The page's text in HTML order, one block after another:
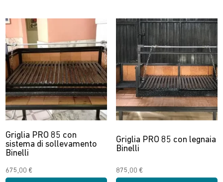
779,00 €
859,00 €
ha
più
varianti.
Le
opzioni
possono
essere
scelte
pagina
del
prodotto
980,00 €
1.050,00 €
ha
varianti.
Le
opzioni
possono
essere
scelte
pagina
prodotto
Griglia PRO 85 con
sistema di sollevamento
Binelli
675,00 €
Griglia PRO 85 con legnaia
Binelli
875,00 €